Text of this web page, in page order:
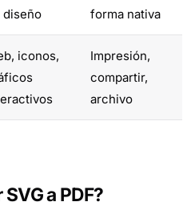
diseño
forma nativa
iconos,
Impresión,
compartir,
archivo
a PDF?